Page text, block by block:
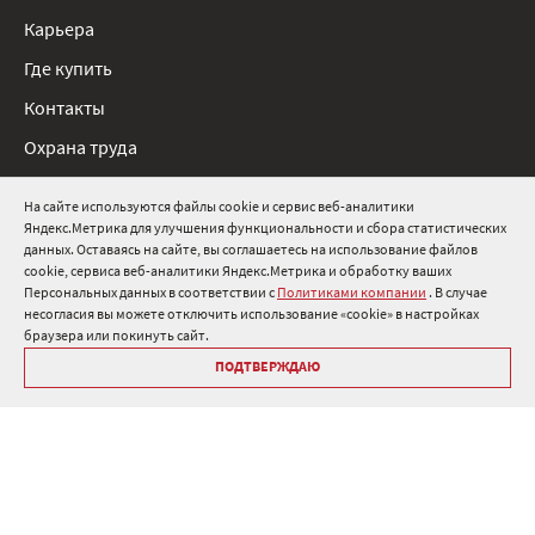
На сайте используются файлы cookie и сервис веб-аналитики
Яндекс.Метрика для улучшения функциональности и сбора статистических
данных. Оставаясь на сайте, вы соглашаетесь на использование файлов
cookie, сервиса веб-аналитики Яндекс.Метрика и обработку ваших
Персональных данных в соответствии с Политиками компании . В случае
несогласия вы можете отключить использование «cookie» в настройках
браузера или покинуть сайт.
ПОДТВЕРЖДАЮ
8 800 511 91 82
info@onduline.ru
Россия Беларусь Казахстан
Карьера
Где купить
Контакты
Охрана труда